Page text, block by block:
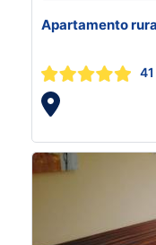
Apartamento
41